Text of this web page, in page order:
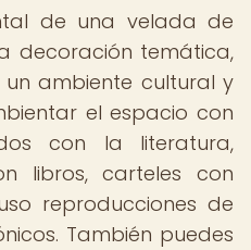
de una velada de
decoración temática,
ambiente cultural y
el espacio con
con la literatura,
libros, carteles con
reproducciones de
También puedes